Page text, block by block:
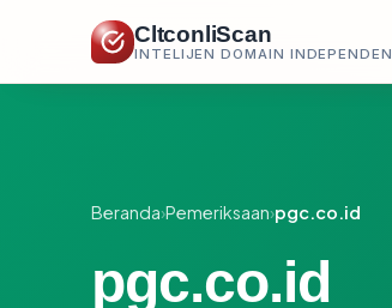
CltconliScan
INTELIJEN DOMAIN INDEPENDEN
Beranda›Pemeriksaan›pgc.co.id
pgc.co.id